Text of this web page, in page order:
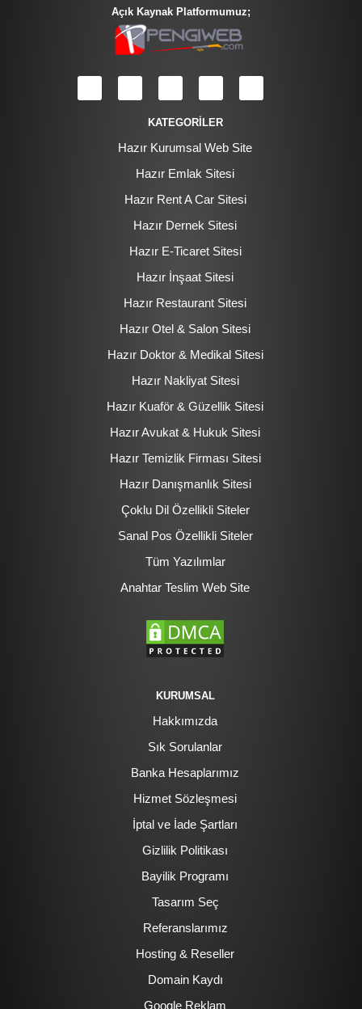
Açık Kaynak Platformumuz;
KATEGORİLER
Hazır Kurumsal Web Site
Hazır Emlak Sitesi
Hazır Rent A Car Sitesi
Hazır Dernek Sitesi
Hazır E-Ticaret Sitesi
Hazır İnşaat Sitesi
Hazır Restaurant Sitesi
Hazır Otel & Salon Sitesi
Hazır Doktor & Medikal Sitesi
Hazır Nakliyat Sitesi
Hazır Kuaför & Güzellik Sitesi
Hazır Avukat & Hukuk Sitesi
Hazır Temizlik Firması Sitesi
Hazır Danışmanlık Sitesi
Çoklu Dil Özellikli Siteler
Sanal Pos Özellikli Siteler
Tüm Yazılımlar
Anahtar Teslim Web Site
KURUMSAL
Hakkımızda
Sık Sorulanlar
Banka Hesaplarımız
Hizmet Sözleşmesi
İptal ve İade Şartları
Gizlilik Politikası
Bayilik Programı
Tasarım Seç
Referanslarımız
Hosting & Reseller
Domain Kaydı
Google Reklam